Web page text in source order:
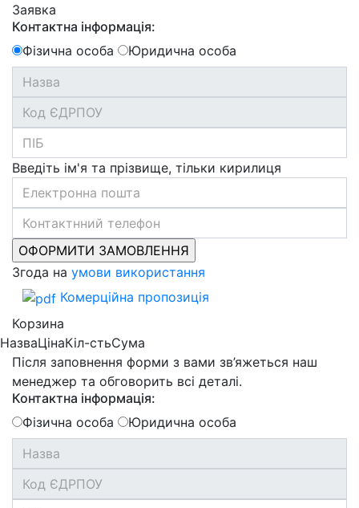
Заявка
Контактна інформація:
Фізична особа
Юридична особа
Введіть ім'я та прізвище, тільки кирилиця
Згода на умови використання
Комерційна пропозиція
Корзина
НазваЦінаКіл-стьСума
Після заповнення форми з вами зв’яжеться наш
менеджер та обговорить всі деталі.
Контактна інформація:
Фізична особа
Юридична особа